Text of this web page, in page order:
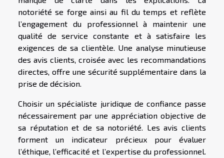
notoriété se forge ainsi au fil du temps et reflète
l’engagement du professionnel à maintenir une
qualité de service constante et à satisfaire les
exigences de sa clientèle. Une analyse minutieuse
des avis clients, croisée avec les recommandations
directes, offre une sécurité supplémentaire dans la
prise de décision.
Choisir un spécialiste juridique de confiance passe
nécessairement par une appréciation objective de
sa réputation et de sa notoriété. Les avis clients
forment un indicateur précieux pour évaluer
l’éthique, l’efficacité et l’expertise du professionnel.